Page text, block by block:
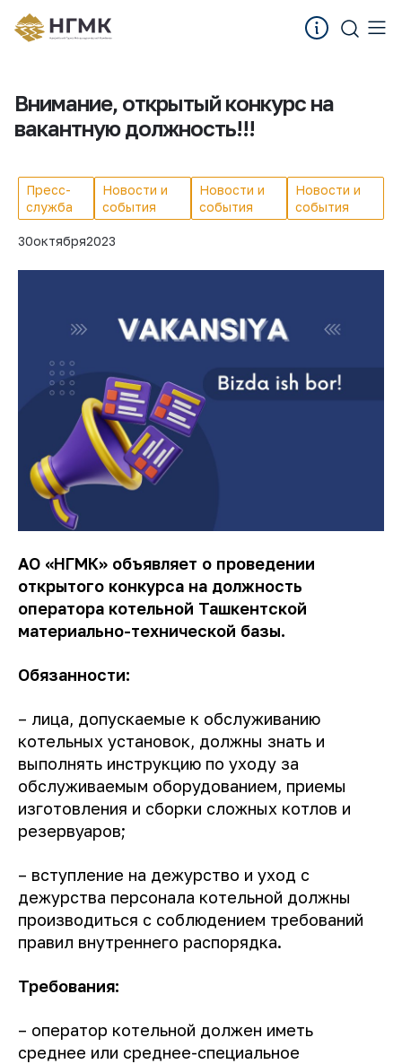
Внимание, открытый конкурс на
вакантную должность!!!
Пресс-
служба
Новости и
события
Новости и
события
Новости и
события
30октября2023
АО «НГМК» объявляет о проведении
открытого конкурса на должность
оператора котельной Ташкентской
материально-технической базы.
Обязанности:
– лица, допускаемые к обслуживанию
котельных установок, должны знать и
выполнять инструкцию по уходу за
обслуживаемым оборудованием, приемы
изготовления и сборки сложных котлов и
резервуаров;
– вступление на дежурство и уход с
дежурства персонала котельной должны
производиться с соблюдением требований
правил внутреннего распорядка.
Требования:
– оператор котельной должен иметь
среднее или среднее-специальное